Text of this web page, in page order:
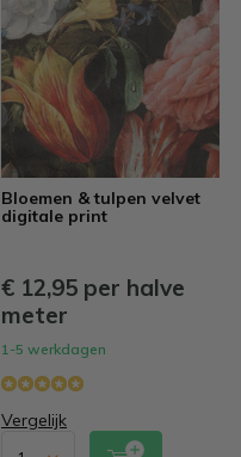
Bloemen & tulpen velvet
digitale print
€ 12,95 per halve
meter
1-5 werkdagen
Vergelijk